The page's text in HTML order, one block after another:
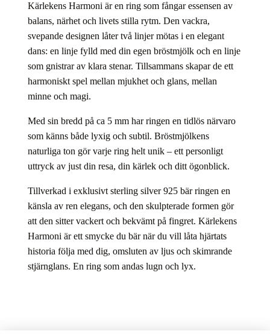
Kärlekens Harmoni är en ring som fångar essensen av
balans, närhet och livets stilla rytm. Den vackra,
svepande designen låter två linjer mötas i en elegant
dans: en linje fylld med din egen bröstmjölk och en linje
som gnistrar av klara stenar. Tillsammans skapar de ett
harmoniskt spel mellan mjukhet och glans, mellan
minne och magi.
Med sin bredd på ca 5 mm har ringen en tidlös närvaro
som känns både lyxig och subtil. Bröstmjölkens
naturliga ton gör varje ring helt unik – ett personligt
uttryck av just din resa, din kärlek och ditt ögonblick.
Tillverkad i exklusivt sterling silver 925 bär ringen en
känsla av ren elegans, och den skulpterade formen gör
att den sitter vackert och bekvämt på fingret. Kärlekens
Harmoni är ett smycke du bär när du vill låta hjärtats
historia följa med dig, omsluten av ljus och skimrande
stjärnglans. En ring som andas lugn och lyx.